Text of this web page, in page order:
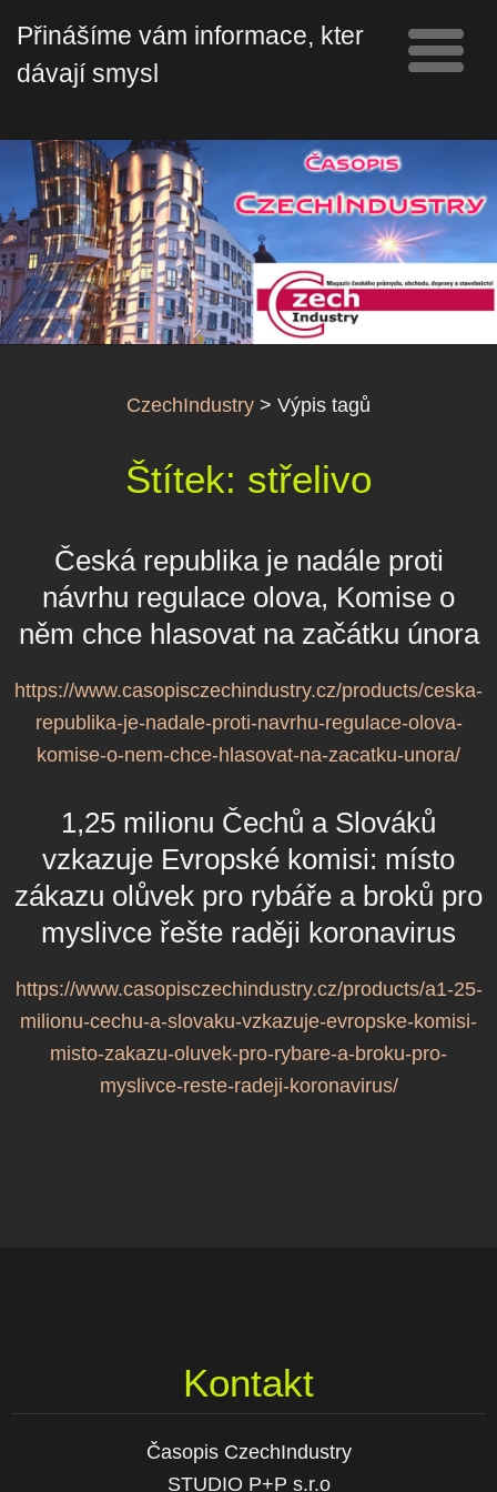
Přinášíme vám informace, které
dávají smysl
CzechIndustry > Výpis tagů
Štítek: střelivo
Česká republika je nadále proti
návrhu regulace olova, Komise o
něm chce hlasovat na začátku února
https://www.casopisczechindustry.cz/products/ceska-
republika-je-nadale-proti-navrhu-regulace-olova-
komise-o-nem-chce-hlasovat-na-zacatku-unora/
1,25 milionu Čechů a Slováků
vzkazuje Evropské komisi: místo
zákazu olůvek pro rybáře a broků pro
myslivce řešte raději koronavirus
https://www.casopisczechindustry.cz/products/a1-25-
milionu-cechu-a-slovaku-vzkazuje-evropske-komisi-
misto-zakazu-oluvek-pro-rybare-a-broku-pro-
myslivce-reste-radeji-koronavirus/
Kontakt
Časopis CzechIndustry
STUDIO P+P s.r.o